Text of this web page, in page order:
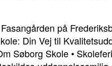
Fasangården på
Din Vej til
Søborg Skole •